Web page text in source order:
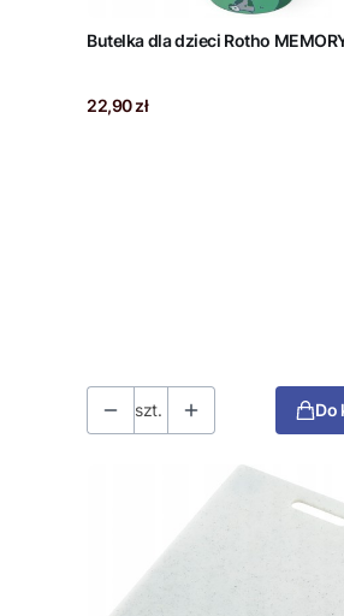
Butelka dla dzieci Rotho
Cena
22,90 zł
szt. Do